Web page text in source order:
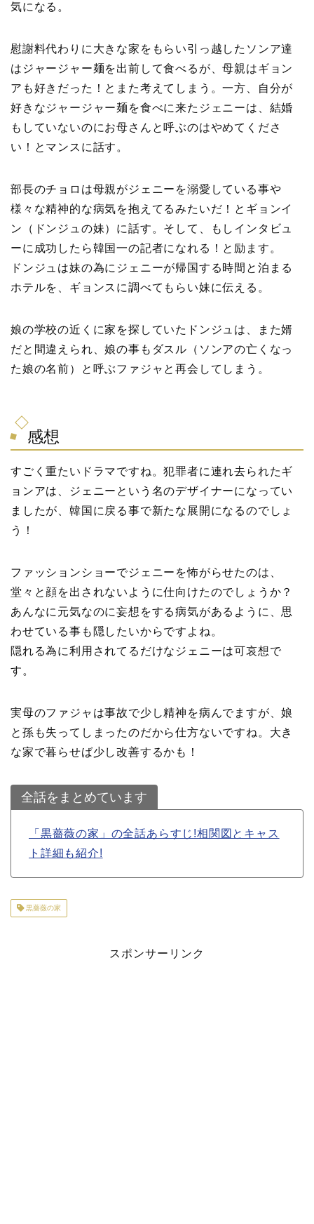
気になる。
慰謝料代わりに大きな家をもらい引っ越したソンア達
はジャージャー麺を出前して食べるが、母親はギョン
アも好きだった！とまた考えてしまう。一方、自分が
好きなジャージャー麺を食べに来たジェニーは、結婚
もしていないのにお母さんと呼ぶのはやめてくださ
い！とマンスに話す。
部長のチョロは母親がジェニーを溺愛している事や
様々な精神的な病気を抱えてるみたいだ！とギョンイ
ン（ドンジュの妹）に話す。そして、もしインタビュ
ーに成功したら韓国一の記者になれる！と励ます。
ドンジュは妹の為にジェニーが帰国する時間と泊まる
ホテルを、ギョンスに調べてもらい妹に伝える。
娘の学校の近くに家を探していたドンジュは、また婿
だと間違えられ、娘の事もダスル（ソンアの亡くなっ
た娘の名前）と呼ぶファジャと再会してしまう。
感想
すごく重たいドラマですね。犯罪者に連れ去られたギ
ョンアは、ジェニーという名のデザイナーになってい
ましたが、韓国に戻る事で新たな展開になるのでしょ
う！
ファッションショーでジェニーを怖がらせたのは、
堂々と顔を出されないように仕向けたのでしょうか？
あんなに元気なのに妄想をする病気があるように、思
わせている事も隠したいからですよね。
隠れる為に利用されてるだけなジェニーは可哀想で
す。
実母のファジャは事故で少し精神を病んでますが、娘
と孫も失ってしまったのだから仕方ないですね。大き
な家で暮らせば少し改善するかも！
全話をまとめています
「黒薔薇の家」の全話あらすじ!相関図とキャス
ト詳細も紹介!
黒薔薇の家
スポンサーリンク